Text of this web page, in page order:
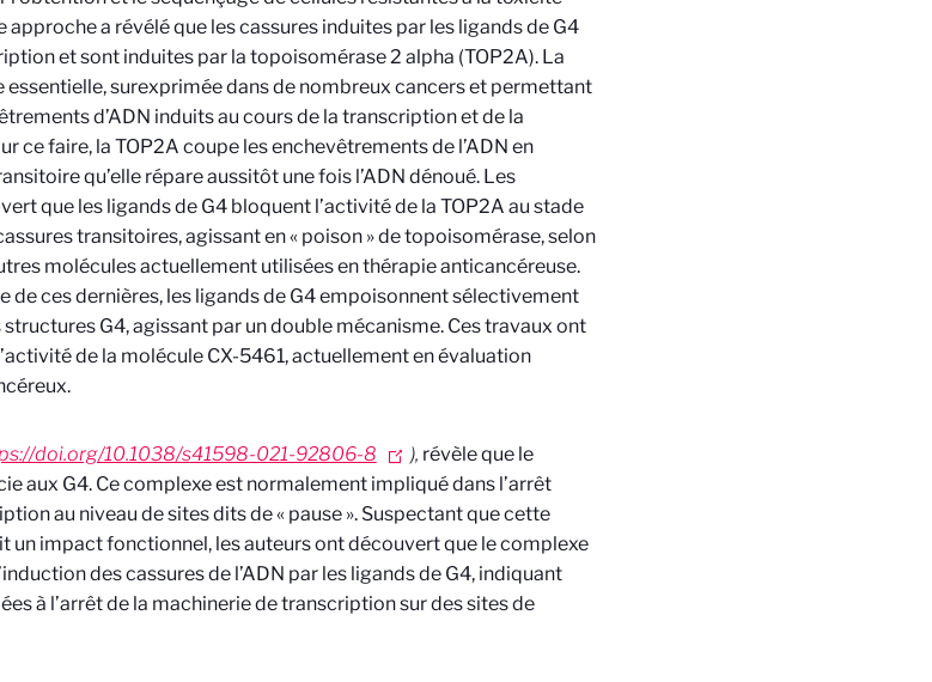
approche a révélé que les cassures induites par les ligands de G4
et sont induites par la topoisomérase 2 alpha (TOP2A). La
essentielle, surexprimée dans de nombreux cancers et permettant
d’ADN induits au cours de la transcription et de la
ce faire, la TOP2A coupe les enchevêtrements de l’ADN en
qu’elle répare aussitôt une fois l’ADN dénoué. Les
que les ligands de G4 bloquent l’activité de la TOP2A au stade
transitoires, agissant en « poison » de topoisomérase, selon
molécules actuellement utilisées en thérapie anticancéreuse.
de ces dernières, les ligands de G4 empoisonnent sélectivement
structures G4, agissant par un double mécanisme. Ces travaux ont
de la molécule CX-5461, actuellement en évaluation
doi.org/10.1038/s41598-021-92806-8 ), révèle que le
aux G4. Ce complexe est normalement impliqué dans l’arrêt
au niveau de sites dits de « pause ». Suspectant que cette
un impact fonctionnel, les auteurs ont découvert que le complexe
des cassures de l’ADN par les ligands de G4, indiquant
à l’arrêt de la machinerie de transcription sur des sites de